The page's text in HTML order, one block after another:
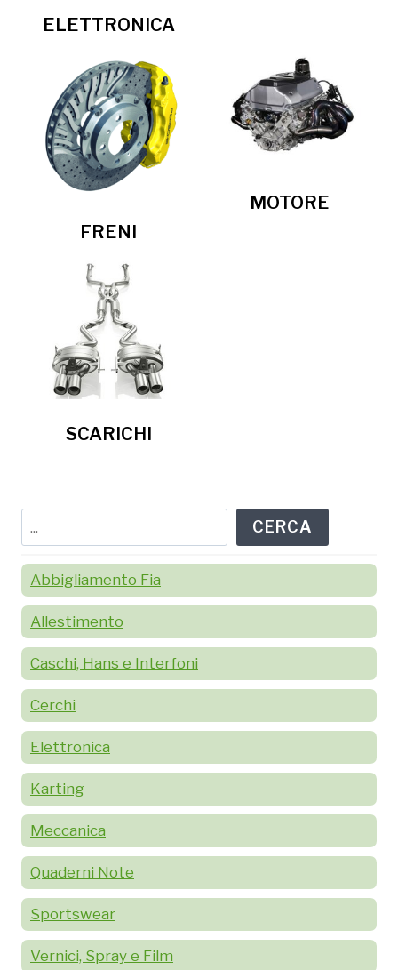
ELETTRONICA
FRENI
MOTORE
SCARICHI
CERCA
Abbigliamento Fia
Allestimento
Caschi, Hans e Interfoni
Cerchi
Elettronica
Karting
Meccanica
Quaderni Note
Sportswear
Vernici, Spray e Film